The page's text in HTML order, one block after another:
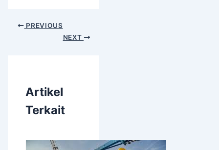
PREVIOUS
NEXT
Artikel
Terkait